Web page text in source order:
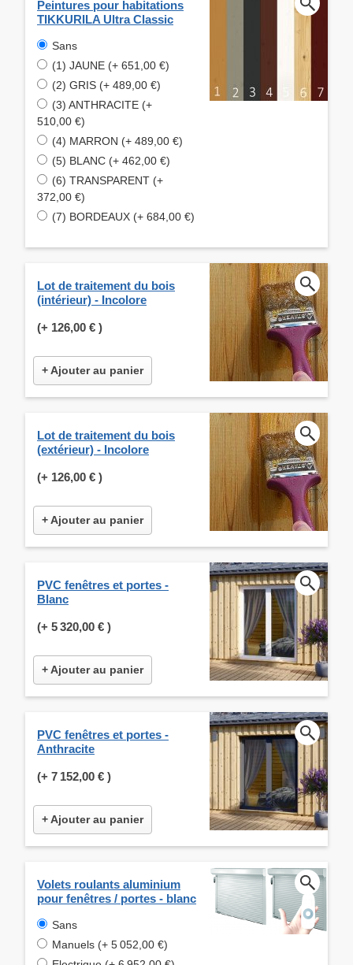
Peintures pour habitations
TIKKURILA Ultra Classic
Sans
(1) JAUNE (+ 651,00 €)
(2) GRIS (+ 489,00 €)
(3) ANTHRACITE (+
510,00 €)
(4) MARRON (+ 489,00 €)
(5) BLANC (+ 462,00 €)
(6) TRANSPARENT (+
372,00 €)
(7) BORDEAUX (+ 684,00 €)
Lot de traitement du bois
(intérieur) - Incolore
(+ 126,00 € )
+ Ajouter au panier
Lot de traitement du bois
(extérieur) - Incolore
(+ 126,00 € )
+ Ajouter au panier
PVC fenêtres et portes -
Blanc
(+ 5 320,00 € )
+ Ajouter au panier
PVC fenêtres et portes -
Anthracite
(+ 7 152,00 € )
+ Ajouter au panier
Volets roulants aluminium
pour fenêtres / portes - blanc
Sans
Manuels (+ 5 052,00 €)